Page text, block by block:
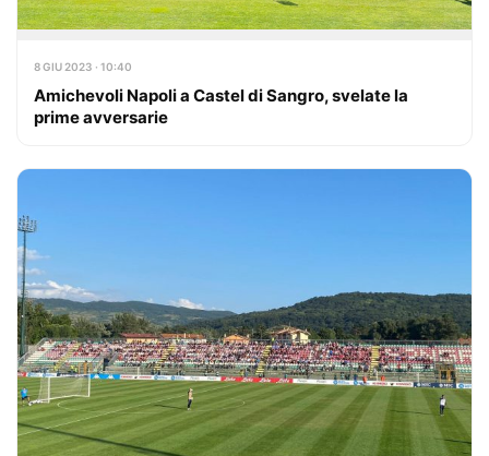
8 GIU 2023 · 10:40
Amichevoli Napoli a Castel di Sangro, svelate la
prime avversarie